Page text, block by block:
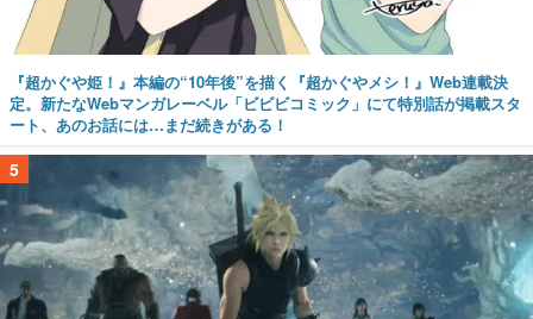
『超かぐや姫！』本編の“10年後”を描く『超かぐやメシ！』Web連載決
定。新たなWebマンガレーベル「ビビビコミック」にて特別話が掲載スタ
ート、あのお話には…まだ続きがある！
5